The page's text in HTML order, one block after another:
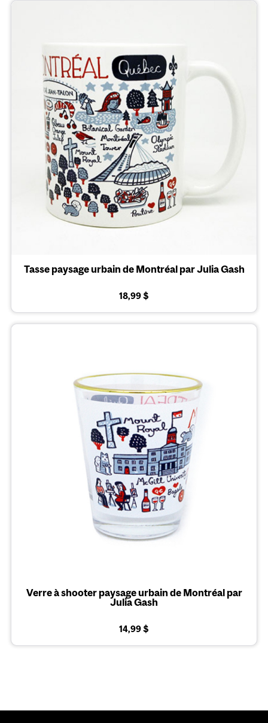
Tasse paysage urbain de Montréal par Julia Gash
18,99 $
Verre à shooter paysage urbain de Montréal par
Julia Gash
14,99 $